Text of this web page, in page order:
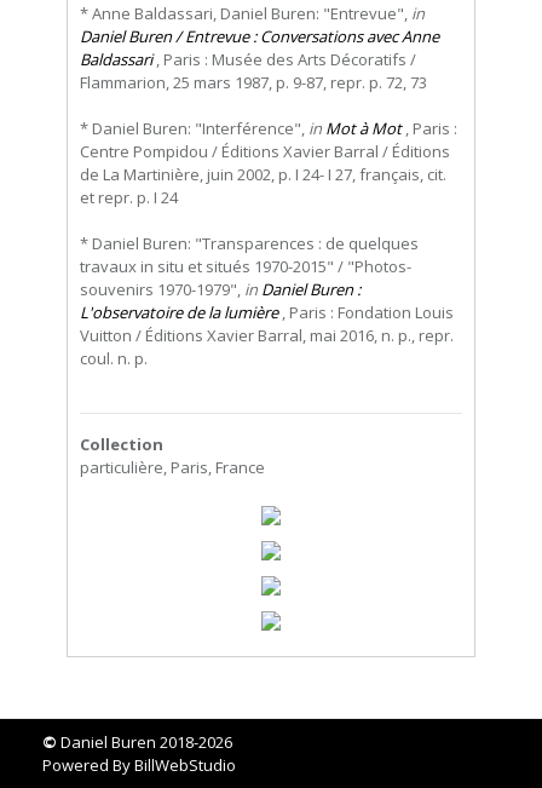
* Anne Baldassari, Daniel Buren: "Entrevue", in
Daniel Buren / Entrevue : Conversations avec Anne
Baldassari, Paris : Musée des Arts Décoratifs /
Flammarion, 25 mars 1987, p. 9-87, repr. p. 72, 73
* Daniel Buren: "Interférence", in Mot à Mot, Paris :
Centre Pompidou / Éditions Xavier Barral / Éditions
de La Martinière, juin 2002, p. I 24- I 27, français, cit.
et repr. p. I 24
* Daniel Buren: "Transparences : de quelques
travaux in situ et situés 1970-2015" / "Photos-
souvenirs 1970-1979", in Daniel Buren :
L'observatoire de la lumière, Paris : Fondation Louis
Vuitton / Éditions Xavier Barral, mai 2016, n. p., repr.
coul. n. p.
Collection
particulière, Paris, France
© Daniel Buren 2018-2026
Powered ByBillWebStudio